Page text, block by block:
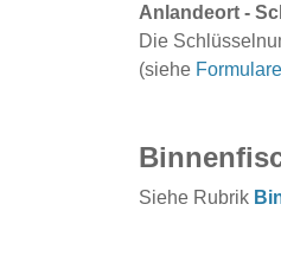
Anlandeort -
Die
(siehe
Siehe Rubrik